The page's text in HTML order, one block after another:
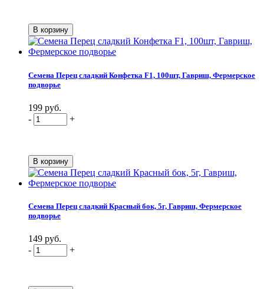
Семена Перец сладкий Конфетка F1, 100шт, Гавриш, Фермерское
подворье
199 руб.
-
+
Семена Перец сладкий Красный бок, 5г, Гавриш, Фермерское
подворье
149 руб.
-
+